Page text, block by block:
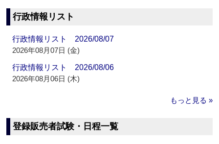
行政情報リスト
行政情報リスト 2026/08/07
2026年08月07日 (金)
行政情報リスト 2026/08/06
2026年08月06日 (木)
もっと見る »
登録販売者試験・日程一覧